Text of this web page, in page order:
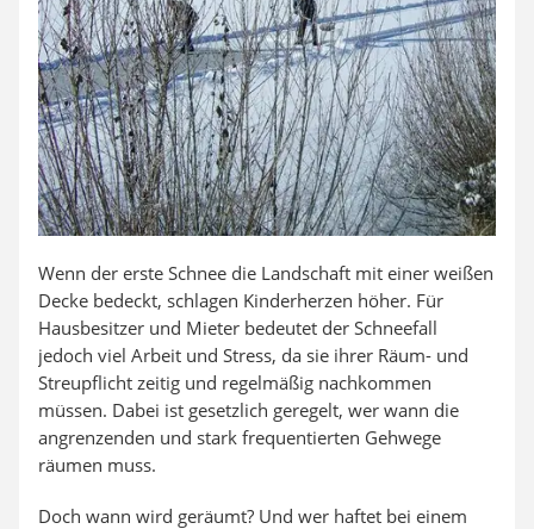
Wenn der erste Schnee die Landschaft mit einer weißen
Decke bedeckt, schlagen Kinderherzen höher. Für
Hausbesitzer und Mieter bedeutet der Schneefall
jedoch viel Arbeit und Stress, da sie ihrer Räum- und
Streupflicht zeitig und regelmäßig nachkommen
müssen. Dabei ist gesetzlich geregelt, wer wann die
angrenzenden und stark frequentierten Gehwege
räumen muss.
Doch wann wird geräumt? Und wer haftet bei einem